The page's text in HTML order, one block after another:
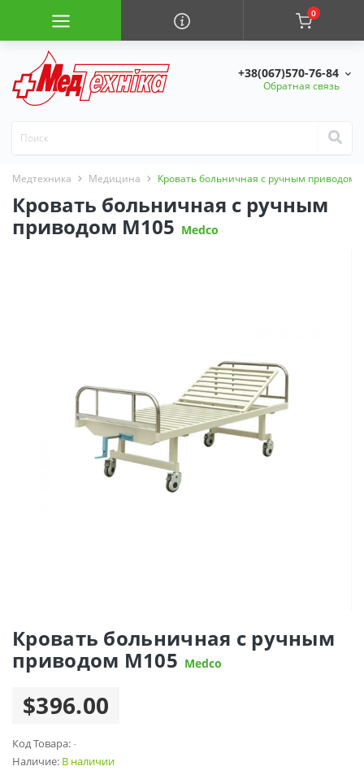
0
+38(067)570-76-84
Обратная связь
Медтехника Медицина Кровать больничная с ручным приводом
Кровать больничная с ручным
приводом М105 Medco
Кровать больничная с ручным
приводом М105 Medco
$396.00
Код Товара:-
Наличие: В наличии